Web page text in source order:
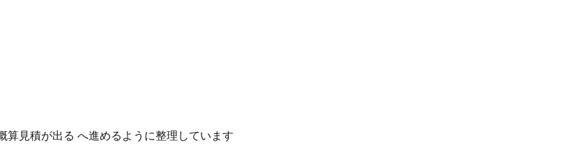
見積が出る へ進めるように整理しています